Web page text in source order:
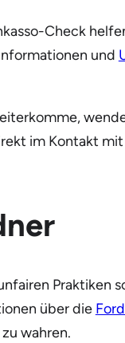
Check
und
im Kontakt mit
Praktiken
über die
wahren.